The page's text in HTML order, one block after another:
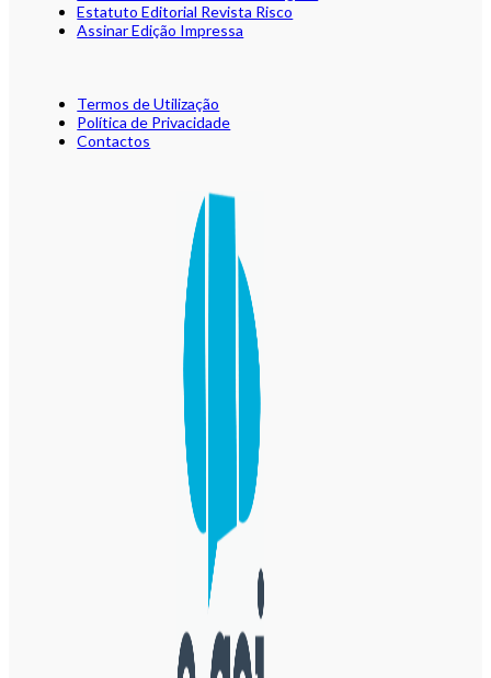
Estatuto Editorial Revista Risco
Assinar Edição Impressa
Termos de Utilização
Política de Privacidade
Contactos